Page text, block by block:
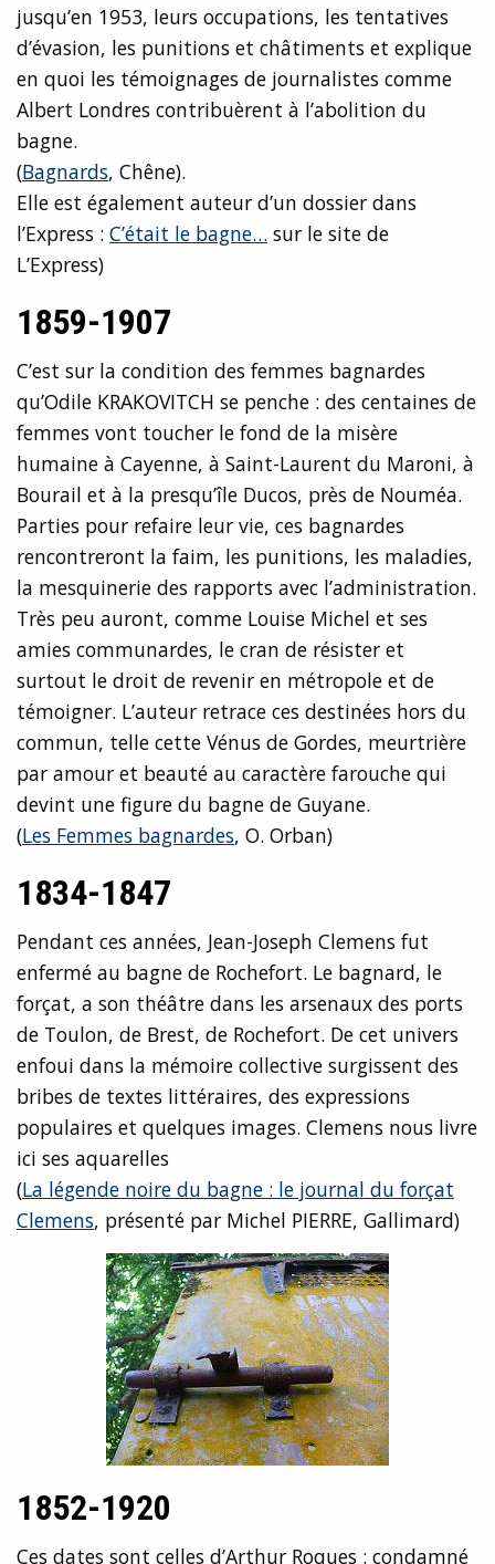
jusqu’en 1953, leurs occupations, les tentatives
d’évasion, les punitions et châtiments et explique
en quoi les témoignages de journalistes comme
Albert Londres contribuèrent à l’abolition du
bagne.
(Bagnards, Chêne).
Elle est également auteur d’un dossier dans
l’Express : C’était le bagne… sur le site de
L’Express)
1859-1907
C’est sur la condition des femmes bagnardes
qu’Odile KRAKOVITCH se penche : des centaines de
femmes vont toucher le fond de la misère
humaine à Cayenne, à Saint-Laurent du Maroni, à
Bourail et à la presqu’île Ducos, près de Nouméa.
Parties pour refaire leur vie, ces bagnardes
rencontreront la faim, les punitions, les maladies,
la mesquinerie des rapports avec l’administration.
Très peu auront, comme Louise Michel et ses
amies communardes, le cran de résister et
surtout le droit de revenir en métropole et de
témoigner. L’auteur retrace ces destinées hors du
commun, telle cette Vénus de Gordes, meurtrière
par amour et beauté au caractère farouche qui
devint une figure du bagne de Guyane.
(Les Femmes bagnardes, O. Orban)
1834-1847
Pendant ces années, Jean-Joseph Clemens fut
enfermé au bagne de Rochefort. Le bagnard, le
forçat, a son théâtre dans les arsenaux des ports
de Toulon, de Brest, de Rochefort. De cet univers
enfoui dans la mémoire collective surgissent des
bribes de textes littéraires, des expressions
populaires et quelques images. Clemens nous livre
ici ses aquarelles
(La légende noire du bagne : le journal du forçat
Clemens, présenté par Michel PIERRE, Gallimard)
1852-1920
Ces dates sont celles d’Arthur Roques : condamné